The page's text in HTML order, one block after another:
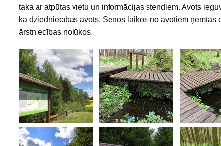
taka ar atpūtas vietu un informācijas stendiem. Avots
kā dziedniecības avots. Senos laikos no avotiem ņemtas
ārstniecības nolūkos.